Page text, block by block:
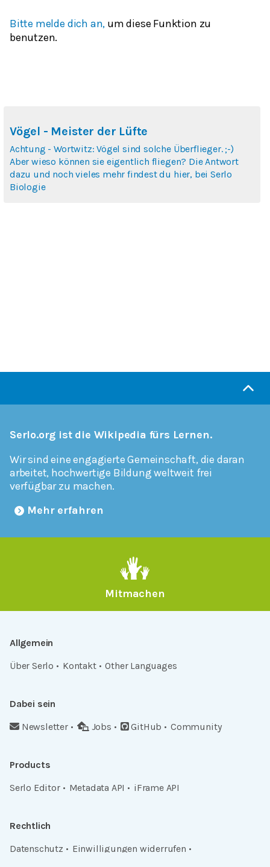
Bitte melde dich an, um diese Funktion zu
benutzen.
Vögel - Meister der Lüfte
Achtung - Wortwitz: Vögel sind solche Überflieger. ;-)
Aber wieso können sie eigentlich fliegen? Die Antwort
dazu und noch vieles mehr findest du hier, bei Serlo
Biologie
Serlo.org ist die Wikipedia fürs Lernen.
Wir sind eine engagierte Gemeinschaft, die daran
arbeitet, hochwertige Bildung weltweit frei
verfügbar zu machen.
Mehr erfahren
Mitmachen
Allgemein
Über Serlo
Kontakt Other Languages
Dabei sein
Newsletter
Jobs GitHub Community
Products
Serlo Editor
Metadata API iFrame API
Rechtlich
Datenschutz
Einwilligungen widerrufen